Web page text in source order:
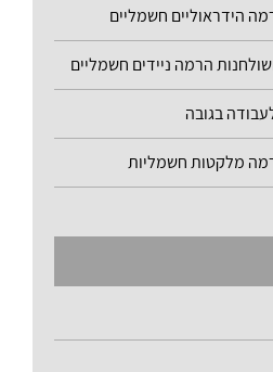
הידראוליים חשמליים
הרמה ניידים חשמליים
בגובה
מלקטות חשמליות